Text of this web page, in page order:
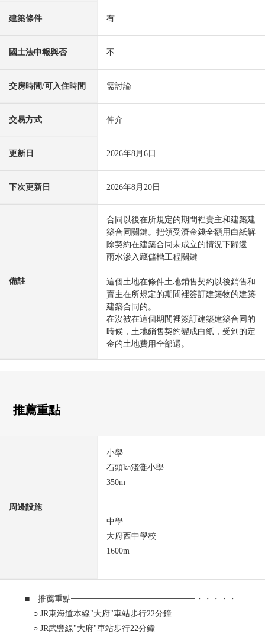
建築條件 有
國土法申報與否 不
交房時間/可入住時間 需討論
交易方式 仲介
更新日 2026年8月6日
下次更新日 2026年8月20日
備註
合同以後在所規定的期間裡賣主和建築建
築合同關鍵。把領受濟金錢全額用白紙解
除契約在建築合同未成立的情況下歸還
雨水滲入藏儲槽工程關鍵
這個土地在條件土地銷售契約以後銷售和
賣主在所規定的期間裡簽訂建築物的建築
建築合同的。
在沒被在這個期間裡簽訂建築建築合同的
時候，土地銷售契約變成白紙，受到的定
金的土地費用全部還。
推薦重點
周邊設施
小學
石頭ka淺灘小學
350m
中學
大府西中學校
1600m
■ 推薦重點━━━━━━━━━━━━━━━・・・・・
○ JR東海道本線"大府"車站步行22分鐘
○ JR武豐線"大府"車站步行22分鐘